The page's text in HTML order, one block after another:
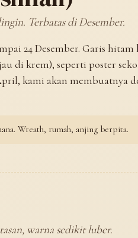
Terbatas di Desember.
24 Desember. Garis
di krem), seperti poster
kami akan membuatnya
Wreath, rumah, anjing berpita.
warna sedikit luber.